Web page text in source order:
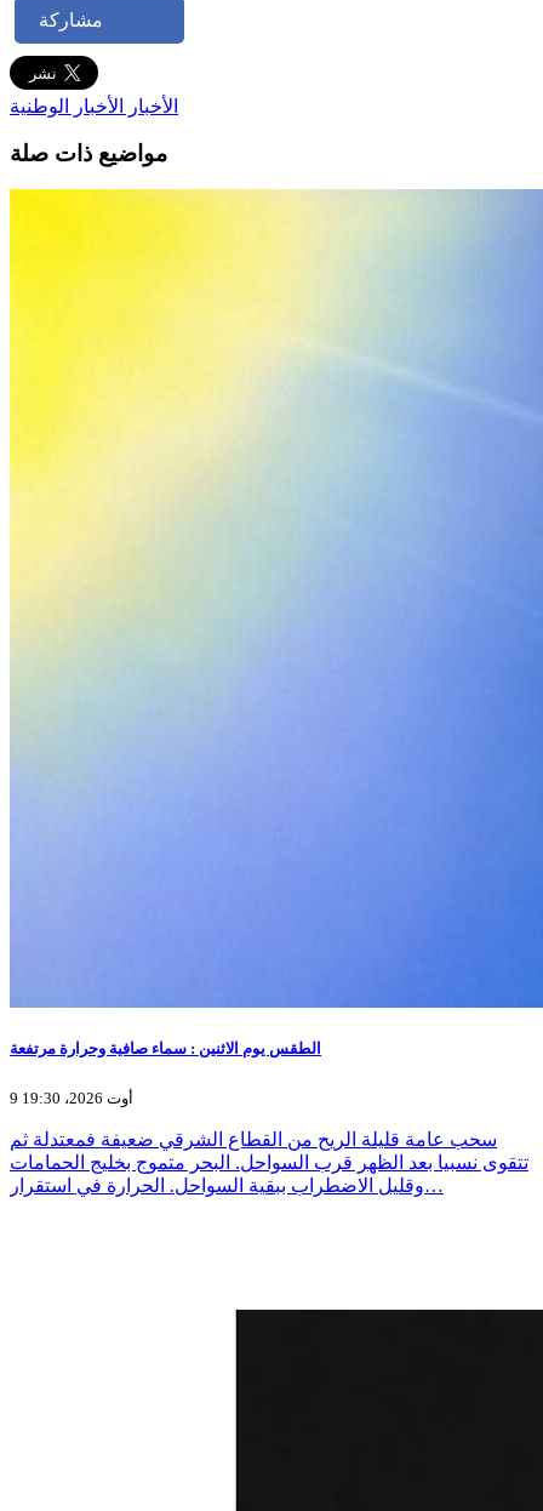
مشاركة
الأخبار الأخبار الوطنية
مواضيع ذات صلة
الطقس يوم الاثنين : سماء صافية وحرارة مرتفعة
9 أوت 2026، 19:30
سحب عامة قليلة الريح من القطاع الشرقي ضعيفة فمعتدلة ثم
تتقوى نسبيا بعد الظهر قرب السواحل. البحر متموج بخليج الحمامات
وقليل الاضطراب ببقية السواحل. الحرارة في استقرار…